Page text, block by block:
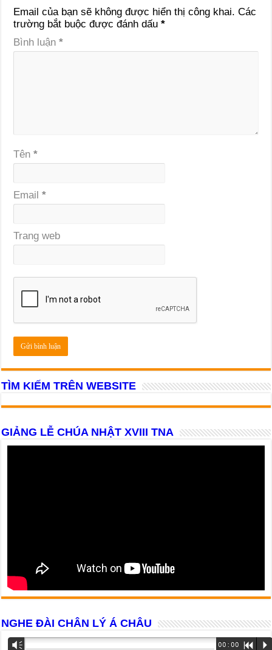
Email của bạn sẽ không được hiển thị công khai. Các
trường bắt buộc được đánh dấu*
Bình luận*
Tên*
Email*
Trang web
TÌM KIẾM TRÊN WEBSITE
GIẢNG LỄ CHÚA NHẬT XVIII TNA
NGHE ĐÀI CHÂN LÝ Á CHÂU
Trình
Vm 00:00 R P